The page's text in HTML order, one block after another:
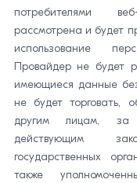
потребителями
рассмотрена и будет
использование
Провайдер не будет
имеющиеся данные
не будет торговать,
другим лицам, за
действующим
государственных
также